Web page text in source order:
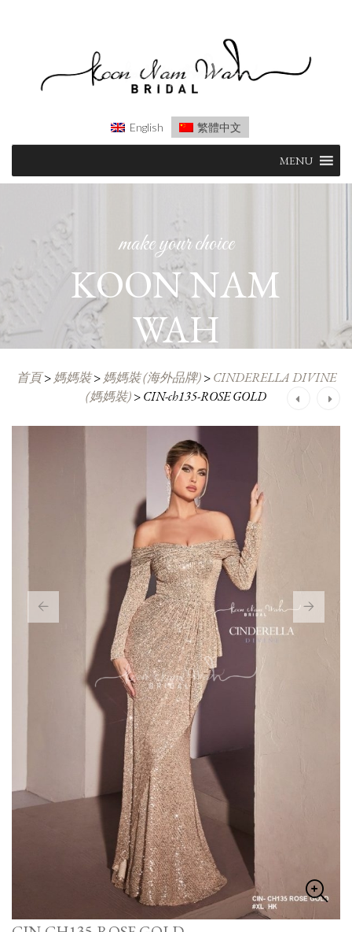
English 繁體中文
content
MENU
make your choice
KOON NAM
WAH
首頁> 媽媽裝> 媽媽裝 (海外品牌)> CINDERELLA DIVINE
(媽媽裝)>CIN-ch135-ROSE GOLD
Post
navigation